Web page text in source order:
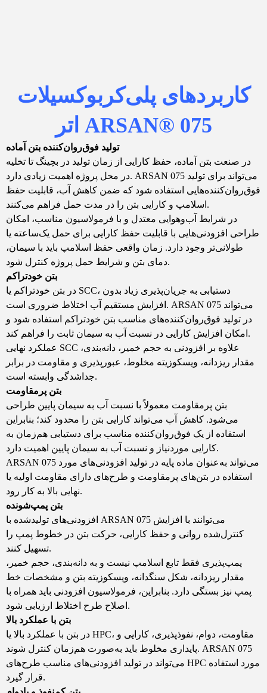
کاربردهای پلی‌کربوکسیلات
اتر ARSAN® 075
تولید فوق‌روان‌کننده بتن آماده
در صنعت بتن آماده، حفظ کارایی از زمان تولید در بچینگ تا تخلیه
در محل پروژه اهمیت زیادی دارد. ARSAN 075 می‌تواند برای تولید
فوق‌روان‌کننده‌هایی استفاده شود که ضمن کاهش آب، قابلیت حفظ
اسلامپ و کارایی بتن را در مدت حمل فراهم می‌کنند.
در شرایط آب‌وهوایی معتدل و با فرمولاسیون مناسب، امکان
طراحی افزودنی‌هایی با قابلیت حفظ کارایی برای حمل یک‌ساعته یا
طولانی‌تر وجود دارد. زمان واقعی حفظ اسلامپ باید با سیمان،
دمای بتن و شرایط حمل پروژه کنترل شود.
بتن خودتراکم
در بتن خودتراکم یا SCC، دستیابی به جریان‌پذیری زیاد بدون
افزایش مستقیم آب اختلاط ضروری است. ARSAN 075 می‌تواند
در تولید فوق‌روان‌کننده‌های مناسب بتن خودتراکم استفاده شود و
امکان افزایش کارایی در نسبت آب به سیمان ثابت را فراهم کند.
عملکرد نهایی SCC علاوه بر افزودنی به حجم خمیر، دانه‌بندی،
مقدار ریزدانه، ویسکوزیته مخلوط، عبورپذیری و مقاومت در برابر
جداشدگی وابسته است.
بتن پرمقاومت
بتن پرمقاومت معمولاً با نسبت آب به سیمان پایین طراحی
می‌شود. کاهش آب می‌تواند کارایی بتن را محدود کند؛ بنابراین
استفاده از یک فوق‌روان‌کننده مناسب برای دستیابی هم‌زمان به
کارایی موردنیاز و نسبت آب به سیمان پایین اهمیت دارد.
ARSAN 075 می‌تواند به‌عنوان ماده پایه در تولید افزودنی‌های مورد
استفاده در بتن‌های پرمقاومت و طرح‌های دارای مقاومت اولیه یا
نهایی بالا به کار رود.
بتن پمپ‌شونده
افزودنی‌های تولیدشده با ARSAN 075 می‌توانند با افزایش
کنترل‌شده روانی و حفظ کارایی، حرکت بتن در خطوط پمپ را
تسهیل کنند.
پمپ‌پذیری فقط تابع اسلامپ نیست و به دانه‌بندی، حجم خمیر،
مقدار ریزدانه، شکل سنگدانه، ویسکوزیته بتن و مشخصات خط
پمپ نیز بستگی دارد. بنابراین، فرمولاسیون افزودنی باید همراه با
اصلاح طرح اختلاط ارزیابی شود.
بتن با عملکرد بالا
در بتن با عملکرد بالا یا HPC، مقاومت، دوام، نفوذپذیری، کارایی و
پایداری مخلوط باید به‌صورت هم‌زمان کنترل شوند. ARSAN 075
می‌تواند در تولید افزودنی‌های مناسب طرح‌های HPC مورد استفاده
قرار گیرد.